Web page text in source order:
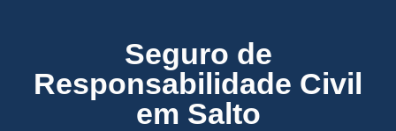
Seguro de
Responsabilidade Civil
em Salto